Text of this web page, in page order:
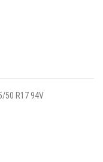
50 R17 94V